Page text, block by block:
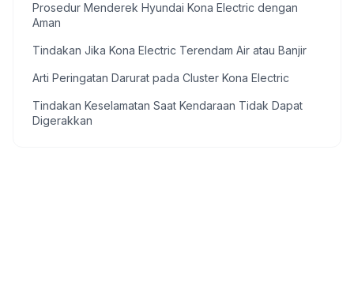
Prosedur Menderek Hyundai Kona Electric dengan
Aman
Tindakan Jika Kona Electric Terendam Air atau Banjir
Arti Peringatan Darurat pada Cluster Kona Electric
Tindakan Keselamatan Saat Kendaraan Tidak Dapat
Digerakkan